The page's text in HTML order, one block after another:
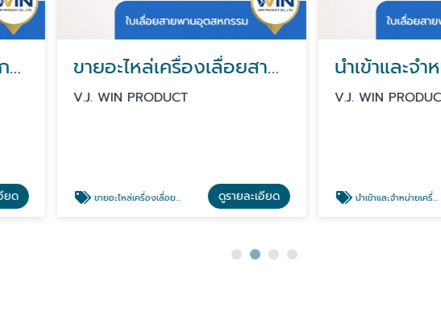
ขายอะไหล่เครื่องเลื่อยสายพาน นนทบุรี
V.J. WIN PRODUCT
ขายอะไหล่เครื่องเลื่อยสายพาน นนทบุรี ดูรายละเอียด
V.J. WIN PRODUCT
นำเข้าและจำหน่ายเครื่องเลื่อย กรุงเทพ นนทบุรี ดู